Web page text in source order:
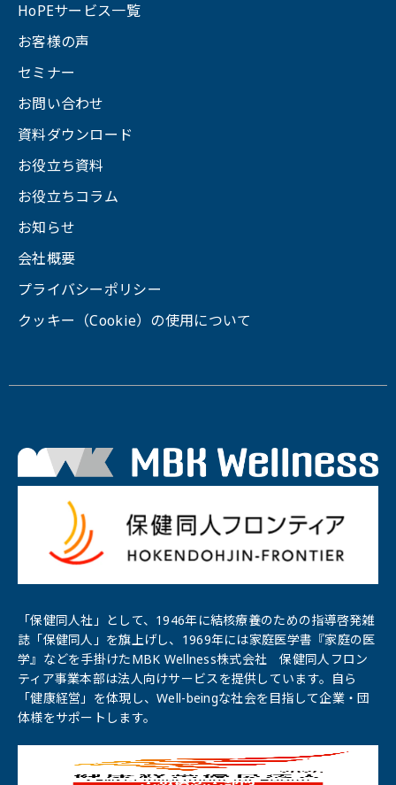
HoPEサービス一覧
お客様の声
セミナー
お問い合わせ
資料ダウンロード
お役立ち資料
お役立ちコラム
お知らせ
会社概要
プライバシーポリシー
クッキー（Cookie）の使用について
「保健同人社」として、1946年に結核療養のための指導啓発雑
誌「保健同⼈」を旗上げし、1969年には家庭医学書『家庭の医
学』などを手掛けたMBK Wellness株式会社 保健同人フロン
ティア事業本部は法人向けサービスを提供しています。自ら
「健康経営」を体現し、Well-beingな社会を目指して企業・団
体様をサポートします。